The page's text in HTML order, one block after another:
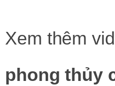
Xem thêm
phong thủy